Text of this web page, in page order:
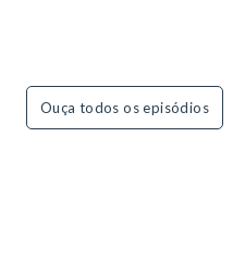
Ouça todos os episódios